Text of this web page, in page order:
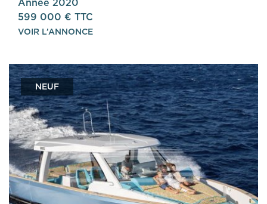
Année 2020
599 000 € TTC
VOIR L’ANNONCE
NEUF